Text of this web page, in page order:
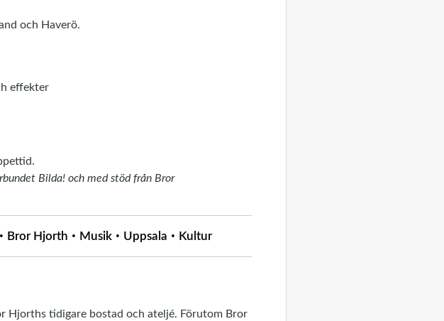
och Haverö.
effekter
Bilda! och med stöd från Bror
Bror Hjorth Musik Uppsala Kultur
Hjorths tidigare bostad och ateljé. Förutom Bror